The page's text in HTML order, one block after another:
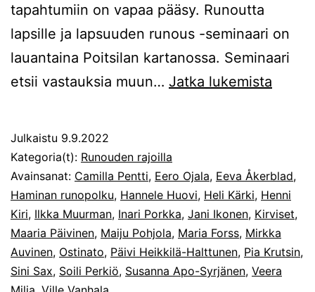
tapahtumiin on vapaa pääsy. Runoutta
lapsille ja lapsuuden runous -seminaari on
lauantaina Poitsilan kartanossa. Seminaari
etsii vastauksia muun… Jatka lukemista
yössä
Julkaistu 9.9.2022
Kategoria(t): Runouden rajoilla
Avainsanat: Camilla Pentti, Eero Ojala, Eeva Åkerblad,
Haminan runopolku, Hannele Huovi, Heli Kärki, Henni
Kiri, Ilkka Muurman, Inari Porkka, Jani Ikonen, Kirviset,
Maaria Päivinen, Maiju Pohjola, Maria Forss, Mirkka
Auvinen, Ostinato, Päivi Heikkilä-Halttunen, Pia Krutsin,
Sini Sax, Soili Perkiö, Susanna Apo-Syrjänen, Veera